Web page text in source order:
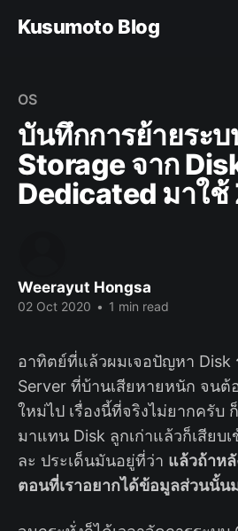
Kusumoto Blog
OS
บันทึกการย้ายระ
Storage จาก
Dedicated มาใช้
Weerayut Hongsa
02 Oct 2020 • 1 min read
อาทิตย์ที่แล้วผมเจอปัญหา Disk
Server ที่บ้านเสียหายหนัก จนต้
ใหม่ไป เรื่องนี้ที่จริงไม่ยากครับ
มาแทน Disk ลูกเก่าแล้วก็เสียบ
ละ ประเด็นมันอยู่ที่ว่า แล้วถ้าห
ตอนที่เราอยากได้ข้อมูลส่วนนั้น